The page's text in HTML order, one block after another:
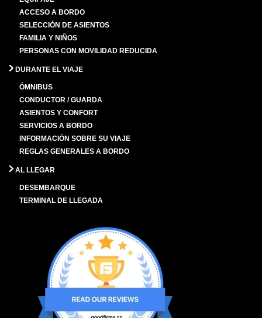
ACCESO A BORDO
SELECCIÓN DE ASIENTOS
FAMILIA Y NIÑOS
PERSONAS CON MOVILIDAD REDUCIDA
DURANTE EL VIAJE
ÓMNIBUS
CONDUCTOR / GUARDA
ASIENTOS Y CONFORT
SERVICIOS A BORDO
INFORMACIÓN SOBRE SU VIAJE
REGLAS GENERALES A BORDO
AL LLEGAR
DESEMBARQUE
TERMINAL DE LLEGADA